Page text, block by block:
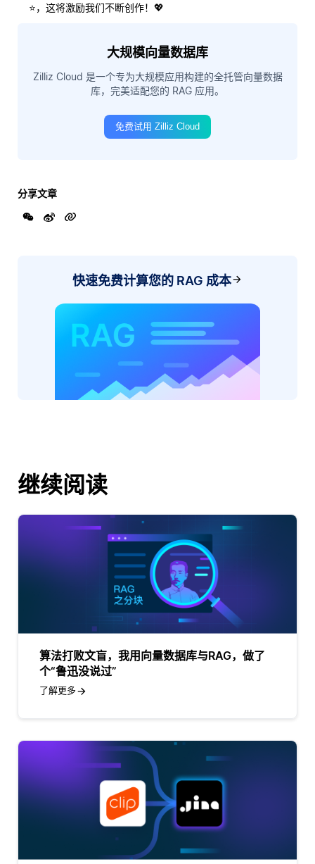
⭐，这将激励我们不断创作！💖
大规模向量数据库
Zilliz Cloud 是一个专为大规模应用构建的全托管向量数据
库，完美适配您的 RAG 应用。
免费试用 Zilliz Cloud
分享文章
快速免费计算您的 RAG 成本
继续阅读
算法打败文盲，我用向量数据库与RAG，做了
个“鲁迅没说过”
了解更多